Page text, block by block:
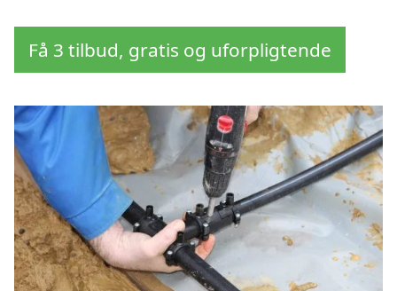
Få 3 tilbud, gratis og uforpligtende